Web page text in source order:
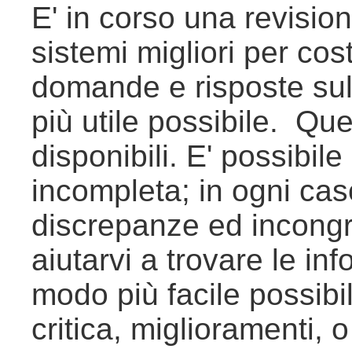
E' in corso una
sistemi migliori per
domande e risposte
più utile possibile.
disponibili. E'
incompleta; in ogni
discrepanze ed
aiutarvi a trovare le
modo più facile
critica, miglioramenti,